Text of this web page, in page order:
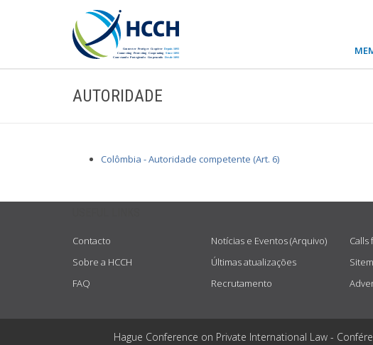
AUTORIDADE
Colômbia - Autoridade competente (Art. 6)
Contacto
Sobre a HCCH
FAQ
Notícias e Eventos (Arquivo)
Últimas atualizações
Recrutamento
Hague Conference on Private International Law -